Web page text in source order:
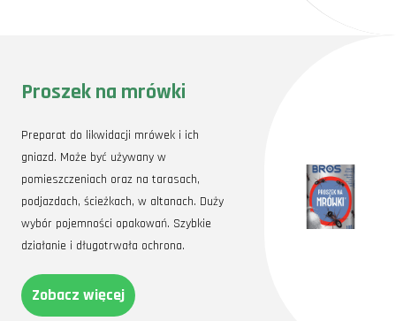
Proszek na mrówki
Preparat do likwidacji mrówek i ich
gniazd. Może być używany w
pomieszczeniach oraz na tarasach,
podjazdach, ścieżkach, w altanach. Duży
wybór pojemności opakowań. Szybkie
działanie i długotrwała ochrona.
Zobacz więcej